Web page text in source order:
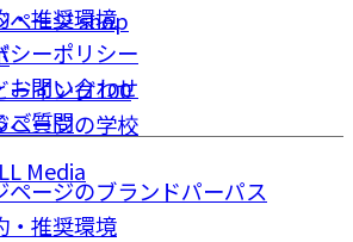
ページ shop
ーイング100
ページの学校
Media
・推奨環境
シーポリシー
お問い合わせ
ご質問
ページのブランドパーパス
・推奨環境